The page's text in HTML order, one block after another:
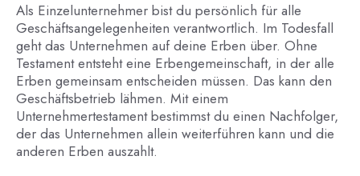
Als Einzelunternehmer bist du persönlich für alle
Geschäftsangelegenheiten verantwortlich. Im Todesfall
geht das Unternehmen auf deine Erben über. Ohne
Testament entsteht eine Erbengemeinschaft, in der alle
Erben gemeinsam entscheiden müssen. Das kann den
Geschäftsbetrieb lähmen. Mit einem
Unternehmertestament bestimmst du einen Nachfolger,
der das Unternehmen allein weiterführen kann und die
anderen Erben auszahlt.